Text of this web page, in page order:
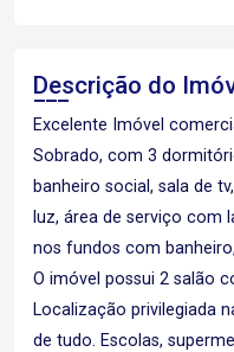
Descrição do
Excelente Imóvel
Sobrado, com 3
banheiro social, sala de
luz, área de serviço com
nos fundos com
O imóvel possui 2 salão
Localização privilegiada
de tudo. Escolas,